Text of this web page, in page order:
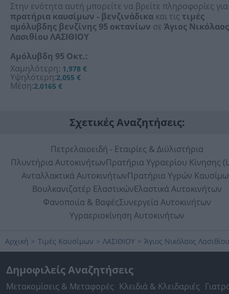
Στην ενότητα αυτή μπορείτε να βρείτε πληροφορίες
πρατήρια καυσίμων - βενζινάδικα και τις τιμές
αμόλυβδης βενζίνης 95 οκτανίων σε Άγιος Νικόλαος
Λασιθίου ΛΑΣΙΘΙΟΥ
Αμόλυβδη 95 Οκτ.:
Χαμηλότερη: 1,978 €
Υψηλότερη:2,055 €
Μέση:2,0165 €
Σχετικές Αναζητήσεις:
Πετρελαιοειδή - Εταιρίες & Διϋλιστήρια
Πλυντήρια ΑυτοκινήτωνΠρατήρια Υγραερίου Κίνησης
Ανταλλακτικά ΑυτοκινήτωνΠρατήρια Υγρών
Βουλκανιζατέρ ΕλαστικώνΕλαστικά Αυτοκινήτων
Φανοποιία & ΒαφέςΣυνεργεία Αυτοκινήτων
Υγραεριοκίνηση Αυτοκινήτων
Αρχική > Τιμές Καυσίμων > ΛΑΣΙΘΙΟΥ > Άγιος Νικόλαος Λασιθίου
Δημοφιλείς Αναζητήσεις
Μετακομίσεις & Μεταφορές Κλειδιά & Κλειδαριές